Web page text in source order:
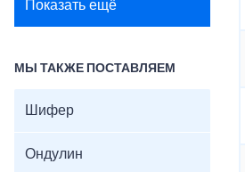
Показать ещё
МЫ ТАКЖЕ ПОСТАВЛЯЕМ
Шифер
Ондулин